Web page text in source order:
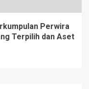
Perwira
Terpilih dan Aset